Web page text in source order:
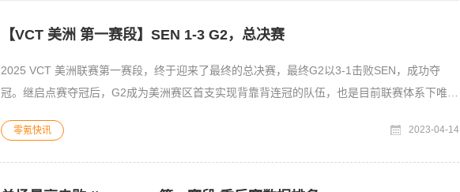
【VCT 美洲 第一赛段】SEN 1-3 G2，总决赛
2025 VCT 美洲联赛第一赛段，终于迎来了最终的总决赛，最终G2以3-1击败SEN，成功夺
冠。继启点赛夺冠后，G2成为美洲赛区首支实现背靠背连冠的队伍，也是目前联赛体系下唯一
零氪快讯 2023-04-14